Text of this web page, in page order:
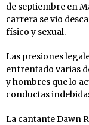
de septiembre en
carrera se vio
físico y sexual.
Las presiones
enfrentado varias
y hombres que lo
conductas
La cantante Dawn